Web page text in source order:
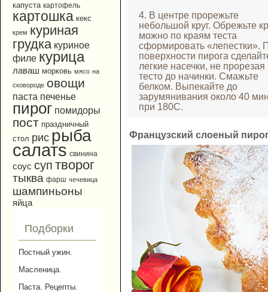
капуста картофель
картошка кекс
крем куриная
грудка куриное
филе курица
лаваш морковь мясо на
сковороде овощи
паста печенье
пирог помидоры
пост праздничный
стол рис рыба
салатs свинина
соус суп творог
тыква фарш чечевица
шампиньоны
яйца
Подборки
Постный ужин.
Масленица.
Паста. Рецепты.
4. В центре прорежьте
небольшой круг. Обрежьте
можно по краям теста
сформировать «лепестки».
поверхности пирога
легкие насечки, не прорезая
тесто до начинки. Смажьте
белком. Выпекайте до
зарумянивания около 40
при 180С.
Французский слоеный